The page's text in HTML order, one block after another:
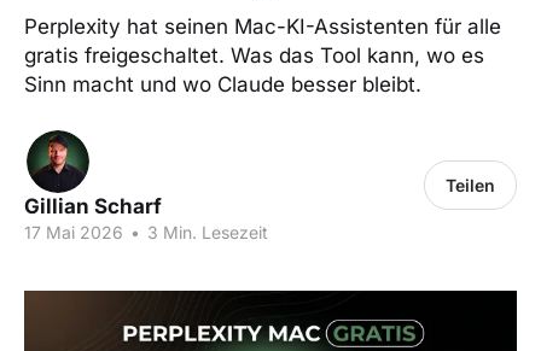
Perplexity hat seinen Mac-KI-Assistenten für alle
gratis freigeschaltet. Was das Tool kann, wo es
Sinn macht und wo Claude besser bleibt.
Gillian Scharf
17 Mai 2026 • 3 Min. Lesezeit
Teilen